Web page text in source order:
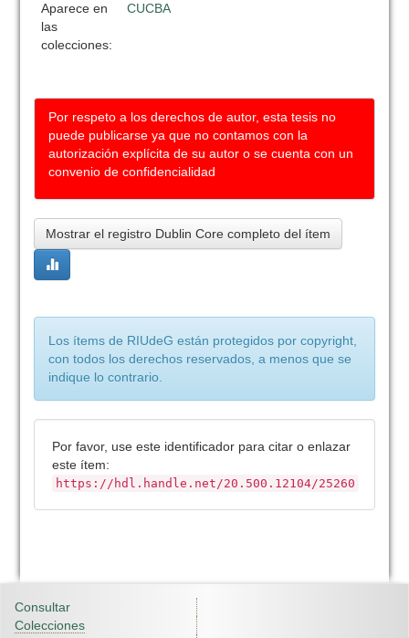
Aparece en
las
colecciones:
CUCBA
Por respeto a los derechos de autor, esta tesis no
puede publicarse ya que no contamos con la
autorización explícita de su autor o se cuenta con un
convenio de confidencialidad
Mostrar el registro Dublin Core completo del ítem
Los ítems de RIUdeG están protegidos por copyright,
con todos los derechos reservados, a menos que se
indique lo contrario.
Por favor, use este identificador para citar o enlazar
este ítem:
https://hdl.handle.net/20.500.12104/25260
Consultar
Colecciones